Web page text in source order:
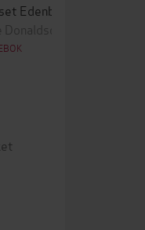
Edenbrooke
Donaldson